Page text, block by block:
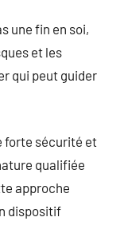
une fin en soi,
et les
qui peut guider
forte sécurité et
qualifiée
approche
dispositif